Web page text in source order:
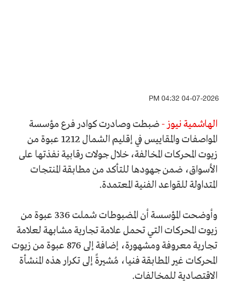
04-07-2026 04:32 PM
الهاشمية نيوز - ضبطت وصادرت كوادر فرع مؤسسة
المواصفات والمقاييس في إقليم الشمال 1212 عبوة من
زيوت المحركات المخالفة، خلال جولات رقابية نفذتها على
الأسواق، ضمن جهودها للتأكد من مطابقة المنتجات
المتداولة للقواعد الفنية المعتمدة.
وأوضحت المؤسسة أن المضبوطات شملت 336 عبوة من
زيوت المحركات التي تحمل علامة تجارية مشابهة لعلامة
تجارية معروفة ومشهورة، إضافة إلى 876 عبوة من زيوت
المحركات غير المطابقة فنيا، مُشيرةً إلى تكرار هذه المنشأة
الاقتصادية للمخالفات.